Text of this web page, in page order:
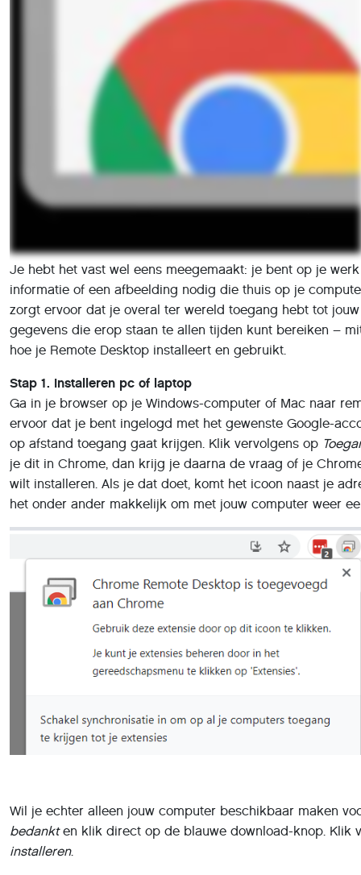
Je hebt het vast wel eens meegemaakt: je bent op je
informatie of een afbeelding nodig die thuis op je
zorgt ervoor dat je overal ter wereld toegang hebt tot
gegevens die erop staan te allen tijden kunt bereiken –
Stap 1. Installeren pc of laptop
Ga in je browser op je Windows-computer of Mac naar
ervoor dat je bent ingelogd met het gewenste Google-
op afstand toegang gaat krijgen. Klik vervolgens op
je dit in Chrome, dan krijg je daarna de vraag of je
wilt installeren. Als je dat doet, komt het icoon naast je
het onder ander makkelijk om met jouw computer weer
installeren.